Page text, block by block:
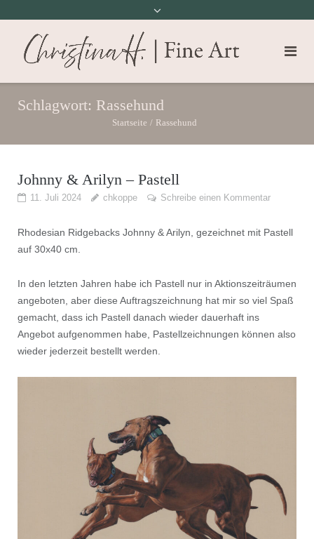
Schlagwort: Rassehund
Startseite / Rassehund
Johnny & Arilyn – Pastell
11. Juli 2024 chkoppe Schreibe einen Kommentar
Rhodesian Ridgebacks Johnny & Arilyn, gezeichnet mit Pastell
auf 30x40 cm.
In den letzten Jahren habe ich Pastell nur in Aktionszeiträumen
angeboten, aber diese Auftragszeichnung hat mir so viel Spaß
gemacht, dass ich Pastell danach wieder dauerhaft ins
Angebot aufgenommen habe, Pastellzeichnungen können also
wieder jederzeit bestellt werden.